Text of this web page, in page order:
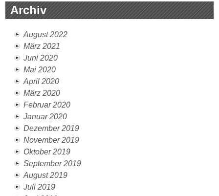
Archiv
August 2022
März 2021
Juni 2020
Mai 2020
April 2020
März 2020
Februar 2020
Januar 2020
Dezember 2019
November 2019
Oktober 2019
September 2019
August 2019
Juli 2019